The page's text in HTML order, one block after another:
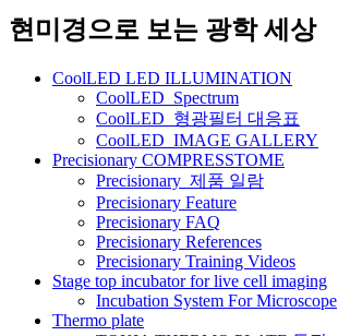
네
현미경으로 보는 광학 세상
CoolLED LED ILLUMINATION
CoolLED_Spectrum
CoolLED_형광필터 대응표
CoolLED_IMAGE GALLERY
Precisionary COMPRESSTOME
Precisionary_제품 일람
Precisionary Feature
Precisionary FAQ
Precisionary References
Precisionary Training Videos
Stage top incubator for live cell imaging
Incubation System For Microscope
Thermo plate